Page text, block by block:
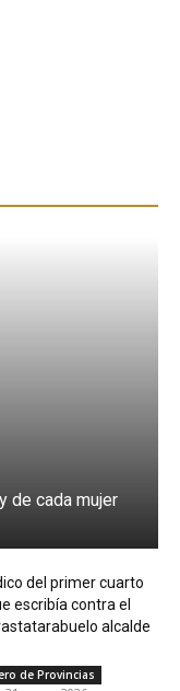
de cada mujer
del primer cuarto
escribía contra el
alcalde
de Provincias